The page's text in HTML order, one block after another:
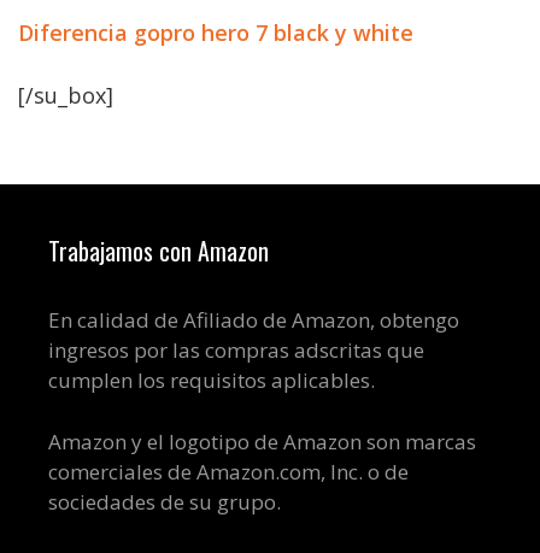
Diferencia gopro hero 7 black y white
[/su_box]
Trabajamos con Amazon
En calidad de Afiliado de Amazon, obtengo
ingresos por las compras adscritas que
cumplen los requisitos aplicables.
Amazon y el logotipo de Amazon son marcas
comerciales de Amazon.com, Inc. o de
sociedades de su grupo.